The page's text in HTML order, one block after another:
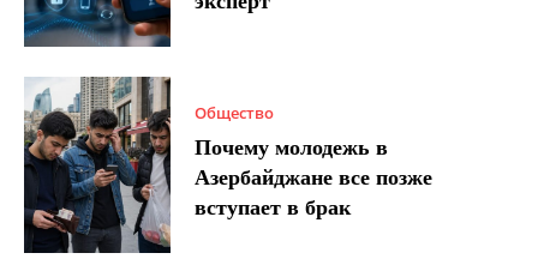
Общество
Почему молодежь в
Азербайджане все позже
вступает в брак